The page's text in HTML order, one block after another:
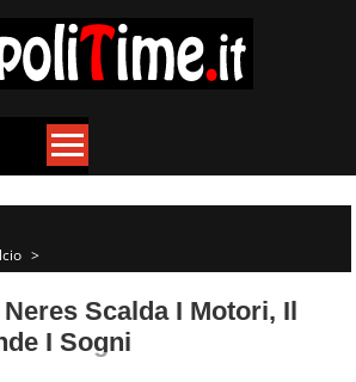
>
Scalda I Motori, Il
I Sogni